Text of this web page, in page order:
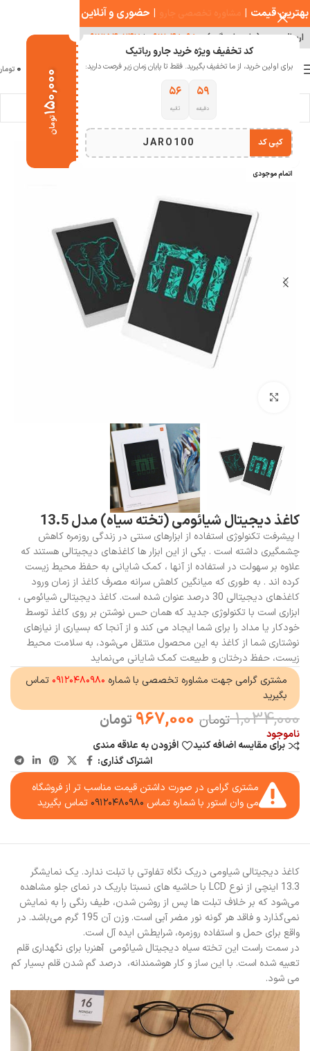
کد تخفیف ویژه خرید جارو رباتیک
برای اولین خرید، از ما تخفیف بگیرید. فقط تا پایان زمان زیر فرصت دارید:
۵۹
دقیقه
۵۵
ثانیه
JARO100 کپی کد
۱۵۰,۰۰۰
تومان
منو 0
خانه
-6%
اتمام موجودی
کاغذ دیجیتال شیائومی (تخته سیاه) مدل 13.5
ا پیشرفت تکنولوژی استفاده از ابزارهای سنتی در زندگی روزمره کاهش
چشمگیری داشته است . یکی از این ابزار ها کاغذهای دیجیتالی هستند که
علاوه بر سهولت در استفاده از آنها ، کمک شایانی به حفظ محیط زیست
کرده اند . به طوری که میانگین کاهش سرانه مصرف کاغذ از زمان ورود
کاغذهای دیجیتالی 30 درصد عنوان شده است. کاغذ دیجیتالی شیائومی ،
ابزاری است با تکنولوژی جدید که همان حس نوشتن بر روی کاغذ توسط
خودکار یا مداد را برای شما ایجاد می کند و از آنجا که بسیاری از نیاز‌های
نوشتاری شما از کاغذ به این محصول منتقل می‌شود، به سلامت محیط
زیست، حفظ درختان و طبیعت کمک شایانی می‌نماید
مشتری گرامی جهت مشاوره تخصصی با شماره ۰۹۱۲۰۴۸۰۹۸۰ تماس
بگیرید
1,034,000 تومان 967,000 تومان
ناموجود
برای مقایسه اضافه کنید
افزودن به علاقه مندی
اشتراک گذاری:
مشتری گرامی در صورت داشتن قیمت مناسب تر از فروشگاه
می وان استور با شماره تماس ۰۹۱۲۰۴۸۰۹۸۰ تماس بگیرید
کاغذ دیجیتالی شیاومی دریک نگاه تفاوتی با تبلت ندارد. یک نمایشگر
13.3 اینچی از نوع LCD با حاشیه های نسبتا باریک در نمای جلو مشاهده
می‌شود که بر خلاف تبلت ها پس از روشن شدن، طیف رنگی را به نمایش
نمی‌گذارد و فاقد هر گونه نور مضر آبی است. وزن آن 195 گرم می‌باشد. در
واقع برای حمل و استفاده روزمره، شرایطش ایده آل است.
در سمت راست این تخته سیاه دیجیتال شیائومی آهنربا برای نگهداری قلم
تعبیه شده است. با این ساز و کار هوشمندانه، درصد گم شدن قلم بسیار کم
می شود.
بهترین قیمت | مشاوره تخصصی جارو | حضوری و آنلاین
ارسال سریع ( با هماهنگی ) ۰۹۱۲۰۴۸۰۹۸۰ | ۰۹۱۲۱۵۴۰۲۴۷